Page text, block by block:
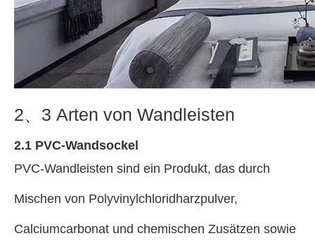
2、3 Arten von Wandleisten
2.1 PVC-Wandsockel
PVC-Wandleisten sind ein Produkt, das durch
Mischen von Polyvinylchloridharzpulver,
Calciumcarbonat und chemischen Zusätzen sowie